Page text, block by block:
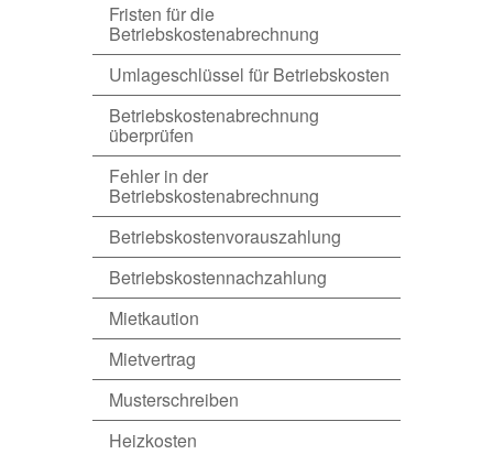
Fristen für die
Betriebskostenabrechnung
Umlageschlüssel für Betriebskosten
Betriebskostenabrechnung
überprüfen
Fehler in der
Betriebskostenabrechnung
Betriebskostenvorauszahlung
Betriebskostennachzahlung
Mietkaution
Mietvertrag
Musterschreiben
Heizkosten